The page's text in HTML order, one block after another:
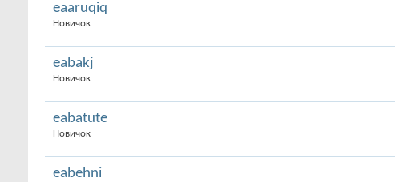
eaaruqiq
Новичок
eabakj
Новичок
eabatute
Новичок
eabehni